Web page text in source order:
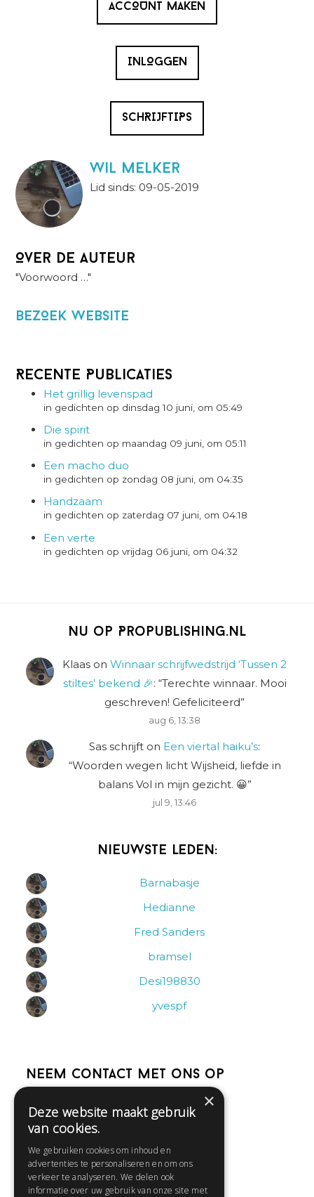
ACCOUNT MAKEN
INLOGGEN
SCHRIJFTIPS
wil melker
Lid sinds: 09-05-2019
Over de auteur
"Voorwoord …"
BezOek website
Recente Publicaties
Het grillig levenspad
in gedichten op dinsdag 10 juni, om 05:49
Die spirit
in gedichten op maandag 09 juni, om 05:11
Een macho duo
in gedichten op zondag 08 juni, om 04:35
Handzaam
in gedichten op zaterdag 07 juni, om 04:18
Een verte
in gedichten op vrijdag 06 juni, om 04:32
Nu op Propublishing.nl
Klaas on Winnaar schrijfwedstrijd ‘Tussen 2
stiltes’ bekend 🎉: “Terechte winnaar. Mooi
geschreven! Gefeliciteerd”
aug 6, 13:38
Sas schrijft on Een viertal haiku’s:
“Woorden wegen licht Wijsheid, liefde in
balans Vol in mijn gezicht. 😀”
jul 9, 13:46
Nieuwste leden:
Barnabasje
Hedianne
Fred Sanders
bramsel
Desi198830
yvespf
Neem contact met ons op
Help
Contact
Huisregels
×
Deze website maakt gebruik
van cookies.
We gebruiken cookies om inhoud en
advertenties te personaliseren en om ons
verkeer te analyseren. We delen ook
informatie over uw gebruik van onze site met